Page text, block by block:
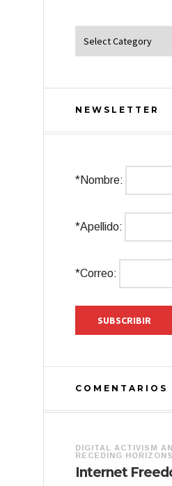
NEWSLETTER
*Nombre:
*Apellido:
*Correo:
COMENTARIOS
DIGITAL ACTIVISM
RECEDING HORIZONS
Internet